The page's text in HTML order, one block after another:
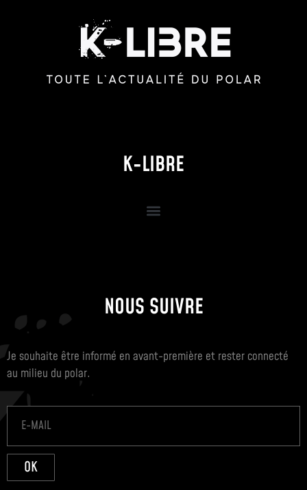
K-LIBRE
NOUS SUIVRE
Je souhaite être informé en avant-première et rester connecté
au milieu du polar.
OK